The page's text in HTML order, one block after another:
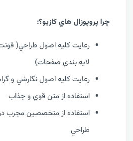
چرا پروپوزال هاي کازيو؟:
رعايت کليه اصول طراحي(
لايه بندي صفحات)
رعايت کليه اصول نگارشي و
استفاده از متن قوي و جذاب
استفاده از متخصصين مجرب
طراحي